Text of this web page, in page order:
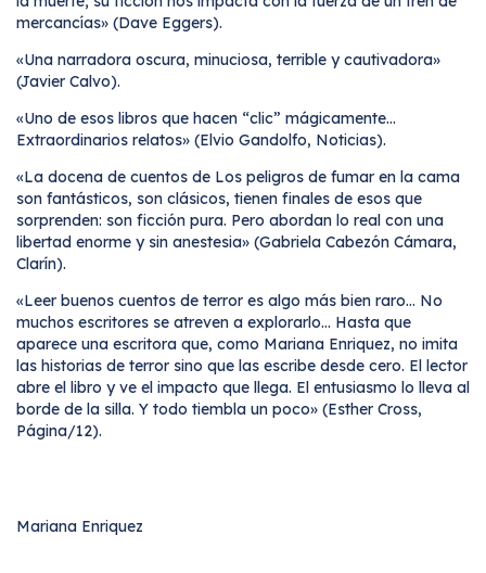
mercancías» (Dave Eggers).
«Una narradora oscura, minuciosa, terrible y cautivadora»
(Javier Calvo).
«Uno de esos libros que hacen “clic” mágicamente...
Extraordinarios relatos» (Elvio Gandolfo, Noticias).
«La docena de cuentos de Los peligros de fumar en la cama
son fantásticos, son clásicos, tienen finales de esos que
sorprenden: son ficción pura. Pero abordan lo real con una
libertad enorme y sin anestesia» (Gabriela Cabezón Cámara,
Clarín).
«Leer buenos cuentos de terror es algo más bien raro… No
muchos escritores se atreven a explorarlo… Hasta que
aparece una escritora que, como Mariana Enriquez, no imita
las historias de terror sino que las escribe desde cero. El lector
abre el libro y ve el impacto que llega. El entusiasmo lo lleva al
borde de la silla. Y todo tiembla un poco» (Esther Cross,
Página/12).
Mariana Enriquez